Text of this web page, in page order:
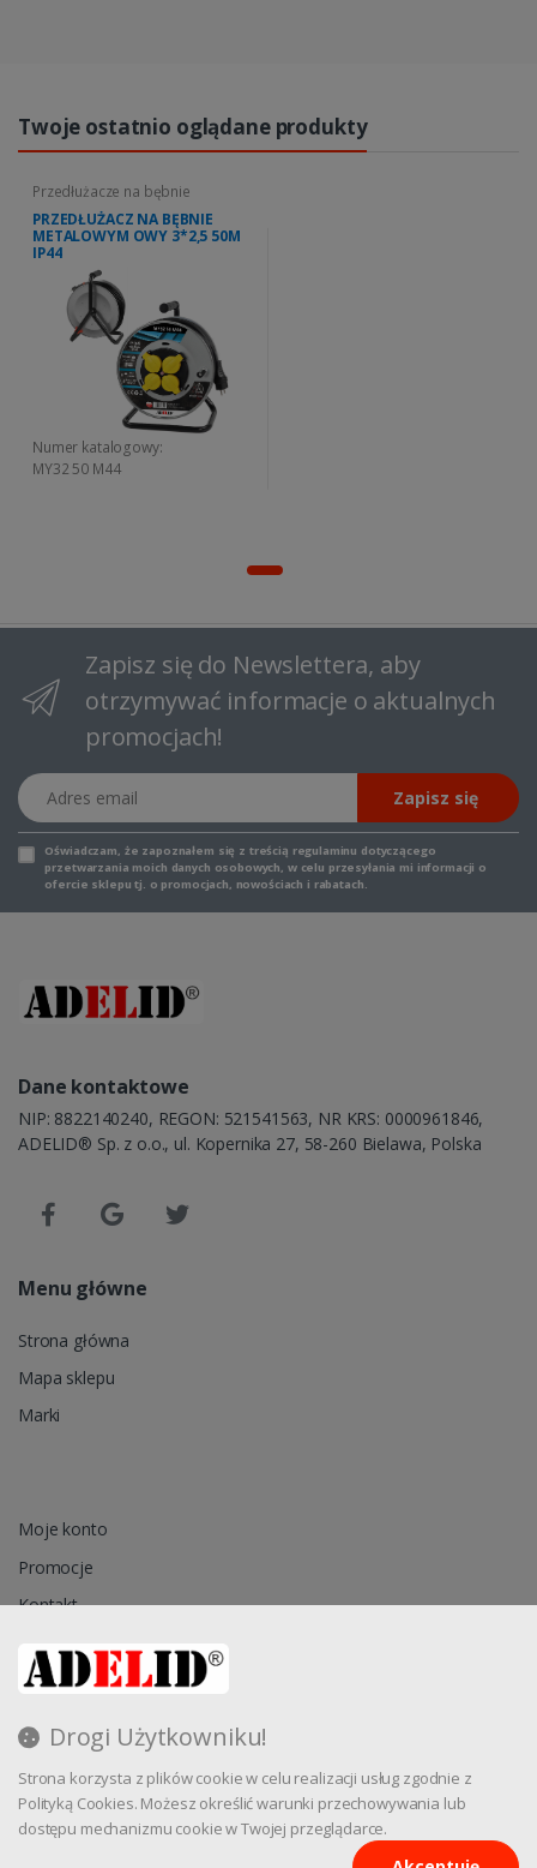
Drogi Użytkowniku!
Strona korzysta z plików cookie w celu realizacji usług zgodnie z
Polityką Cookies. Możesz określić warunki przechowywania lub
dostępu mechanizmu cookie w Twojej przeglądarce.
Twoje ostatnio oglądane produkty
Przedłużacze na bębnie
PRZEDŁUŻACZ NA BĘBNIE
METALOWYM OWY 3*2,5 50M
IP44
Numer katalogowy:
MY32 50 M44
Zapisz się do Newslettera, aby
otrzymywać informacje o aktualnych
promocjach!
Adres email
Zapisz się
Oświadczam, że zapoznałem się z treścią regulaminu dotyczącego
przetwarzania moich danych osobowych, w celu przesyłania mi informacji o
ofercie sklepu tj. o promocjach, nowościach i rabatach.
Dane kontaktowe
NIP: 8822140240, REGON: 521541563, NR KRS: 0000961846,
ADELID® Sp. z o.o., ul. Kopernika 27, 58-260 Bielawa, Polska
Menu główne
Strona główna
Mapa sklepu
Marki
Moje konto
Promocje
Kontakt
Regulamin
Reklamacja